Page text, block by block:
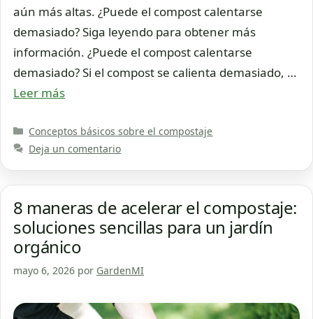
aún más altas. ¿Puede el compost calentarse
demasiado? Siga leyendo para obtener más
información. ¿Puede el compost calentarse
demasiado? Si el compost se calienta demasiado, …
Leer más
Categorías
Conceptos básicos sobre el compostaje
Deja un comentario
8 maneras de acelerar el compostaje:
soluciones sencillas para un jardín
orgánico
mayo 6, 2026 por GardenMI